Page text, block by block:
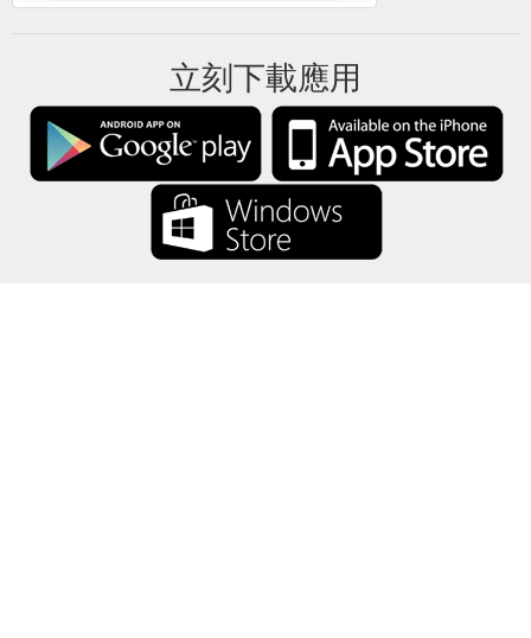
立刻下載應用